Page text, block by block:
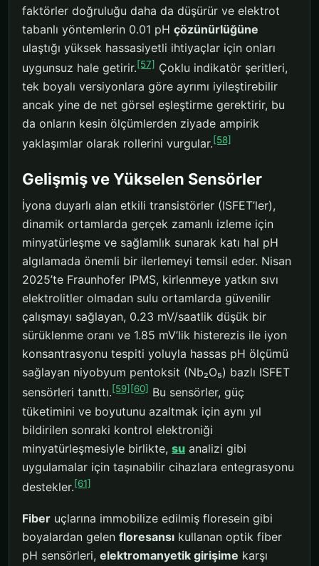
faktörler doğruluğu daha da düşürür ve elektrot
tabanlı yöntemlerin 0.01 pH çözünürlüğüne
ulaştığı yüksek hassasiyetli ihtiyaçlar için onları
uygunsuz hale getirir.[57] Çoklu indikatör şeritleri,
tek boyalı versiyonlara göre ayrımı iyileştirebilir
ancak yine de net görsel eşleştirme gerektirir, bu
da onların kesin ölçümlerden ziyade ampirik
yaklaşımlar olarak rollerini vurgular.[58]
Gelişmiş ve Yükselen Sensörler
İyona duyarlı alan etkili transistörler (ISFET’ler),
dinamik ortamlarda gerçek zamanlı izleme için
minyatürleşme ve sağlamlık sunarak katı hal pH
algılamada önemli bir ilerlemeyi temsil eder. Nisan
2025’te Fraunhofer IPMS, kirlenmeye yatkın sıvı
elektrolitler olmadan sulu ortamlarda güvenilir
çalışmayı sağlayan, 0.23 mV/saatlik düşük bir
sürüklenme oranı ve 1.85 mV’lik histerezis ile iyon
konsantrasyonu tespiti yoluyla hassas pH ölçümü
sağlayan niyobyum pentoksit (Nb₂O₅) bazlı ISFET
sensörleri tanıttı.[59] [60] Bu sensörler, güç
tüketimini ve boyutunu azaltmak için aynı yıl
bildirilen sonraki kontrol elektroniği
minyatürleşmesiyle birlikte, su analizi gibi
uygulamalar için taşınabilir cihazlara entegrasyonu
destekler.[61]
Fiber uçlarına immobilize edilmiş floresein gibi
boyalardan gelen floresansı kullanan optik fiber
pH sensörleri, elektromanyetik girişime karşı